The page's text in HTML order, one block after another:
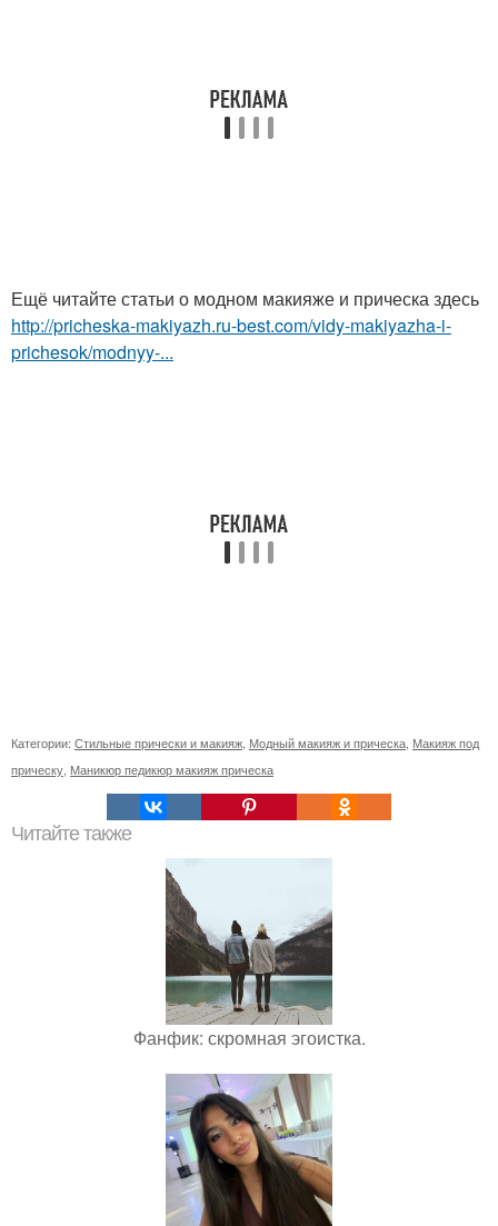
Ещё читайте статьи о модном макияже и прическа здесь
http://pricheska-makiyazh.ru-best.com/vidy-makiyazha-i-
prichesok/modnyy-...
Категории: Стильные прически и макияж Модный макияж и прическа Макияж под
прическу Маникюр педикюр макияж прическа
Читайте также
Фанфик: скромная эгоистка.